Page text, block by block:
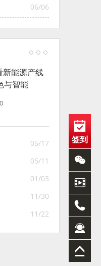
06/06
新能源产线
与智能
0
05/17
05/11
01/03
11/30
11/22
签到